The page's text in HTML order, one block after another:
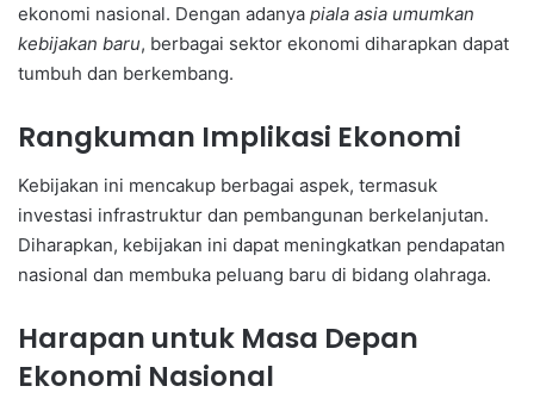
ekonomi nasional. Dengan adanya piala asia umumkan
kebijakan baru, berbagai sektor ekonomi diharapkan dapat
tumbuh dan berkembang.
Rangkuman Implikasi Ekonomi
Kebijakan ini mencakup berbagai aspek, termasuk
investasi infrastruktur dan pembangunan berkelanjutan.
Diharapkan, kebijakan ini dapat meningkatkan pendapatan
nasional dan membuka peluang baru di bidang olahraga.
Harapan untuk Masa Depan
Ekonomi Nasional